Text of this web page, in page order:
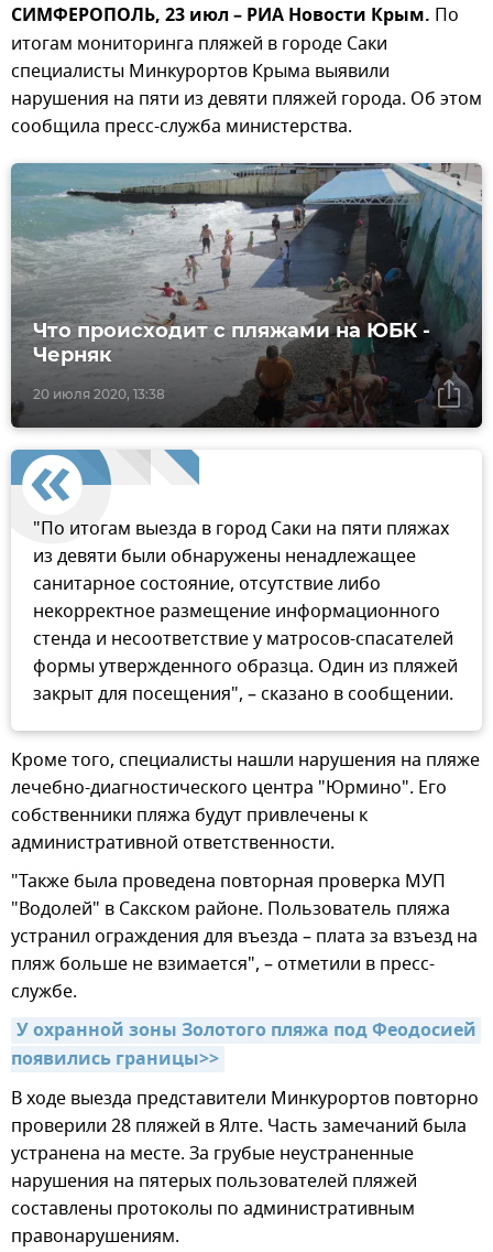
СИМФЕРОПОЛЬ, 23 июл – РИА Новости Крым. По
итогам мониторинга пляжей в городе Саки
специалисты Минкурортов Крыма выявили
нарушения на пяти из девяти пляжей города. Об этом
сообщила пресс-служба министерства.
20 июля 2020, 13:38
Что происходит с пляжами на ЮБК -
Черняк
"По итогам выезда в город Саки на пяти пляжах
из девяти были обнаружены ненадлежащее
санитарное состояние, отсутствие либо
некорректное размещение информационного
стенда и несоответствие у матросов-спасателей
формы утвержденного образца. Один из пляжей
закрыт для посещения", – сказано в сообщении.
Кроме того, специалисты нашли нарушения на пляже
лечебно-диагностического центра "Юрмино". Его
собственники пляжа будут привлечены к
административной ответственности.
"Также была проведена повторная проверка МУП
"Водолей" в Сакском районе. Пользователь пляжа
устранил ограждения для въезда – плата за взъезд на
пляж больше не взимается", – отметили в пресс-
службе.
У охранной зоны Золотого пляжа под Феодосией
появились границы>>
В ходе выезда представители Минкурортов повторно
проверили 28 пляжей в Ялте. Часть замечаний была
устранена на месте. За грубые неустраненные
нарушения на пятерых пользователей пляжей
составлены протоколы по административным
правонарушениям.